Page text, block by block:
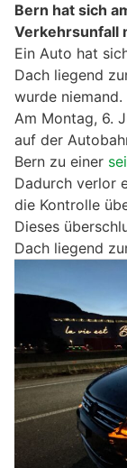
Bern hat sich
Verkehrsunfall
Ein Auto hat
Dach liegend
wurde niemand.
Am Montag, 6.
auf der
Bern zu einer
Dadurch verlor
die Kontrolle
Dieses
Dach liegend